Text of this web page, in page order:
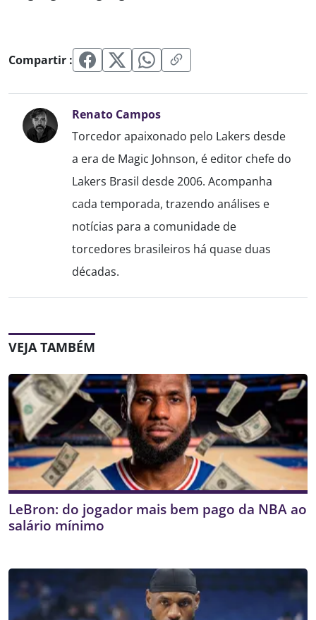
Compartir :
Renato Campos
Torcedor apaixonado pelo Lakers desde
a era de Magic Johnson, é editor chefe do
Lakers Brasil desde 2006. Acompanha
cada temporada, trazendo análises e
notícias para a comunidade de
torcedores brasileiros há quase duas
décadas.
VEJA TAMBÉM
LeBron: do jogador mais bem pago da NBA ao
salário mínimo